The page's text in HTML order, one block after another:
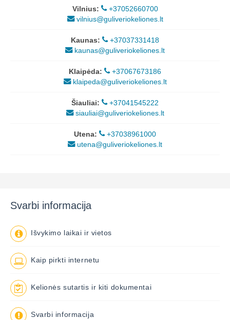
Vilnius:
+37052660700
vilnius@guliveriokeliones.lt
Kaunas:
+37037331418
kaunas@guliveriokeliones.lt
Klaipėda:
+37067673186
klaipeda@guliveriokeliones.lt
Šiauliai:
+37041545222
siauliai@guliveriokeliones.lt
Utena:
+37038961000
utena@guliveriokeliones.lt
Svarbi informacija
Išvykimo laikai ir vietos
Kaip pirkti internetu
Kelionės sutartis ir kiti dokumentai
Svarbi informacija